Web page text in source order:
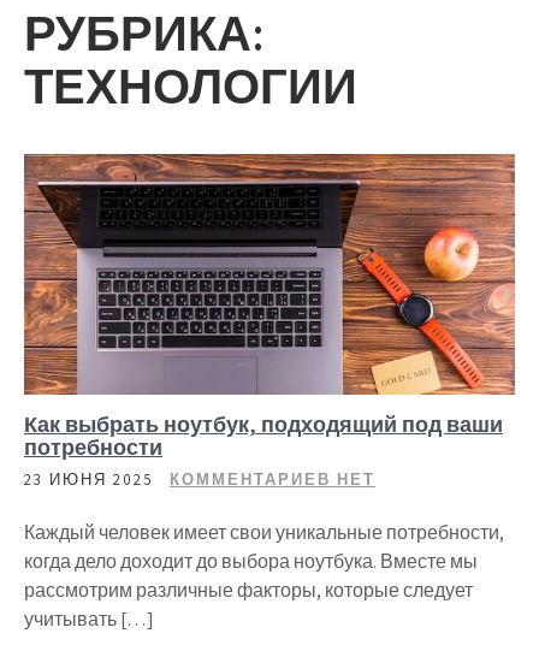
РУБРИКА:
ТЕХНОЛОГИИ
Как выбрать ноутбук, подходящий под ваши
потребности
23 ИЮНЯ 2025 КОММЕНТАРИЕВ НЕТ
Каждый человек имеет свои уникальные потребности,
когда дело доходит до выбора ноутбука. Вместе мы
рассмотрим различные факторы, которые следует
учитывать […]